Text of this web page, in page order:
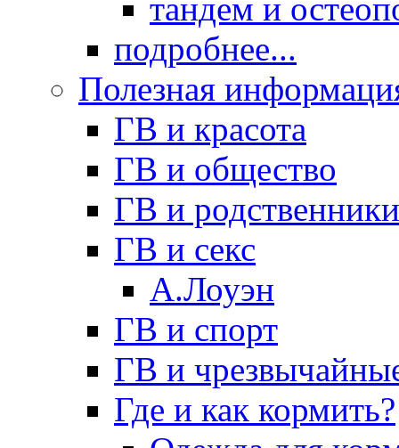
тандем и
подробнее...
Полезная
ГВ и красота
ГВ и общество
ГВ и родственники
ГВ и секс
А.Лоуэн
ГВ и спорт
ГВ и
Где и как кормить?